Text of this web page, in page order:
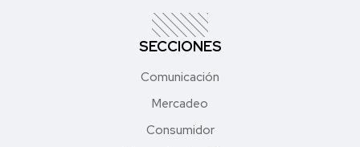
SECCIONES
Comunicación
Mercadeo
Consumidor